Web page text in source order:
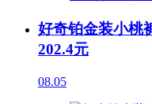
好奇铂金装小桃
202.4元
08.05